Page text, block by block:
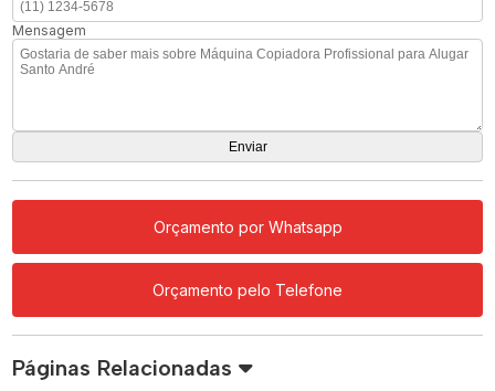
Mensagem
Orçamento por Whatsapp
Orçamento pelo Telefone
Páginas Relacionadas